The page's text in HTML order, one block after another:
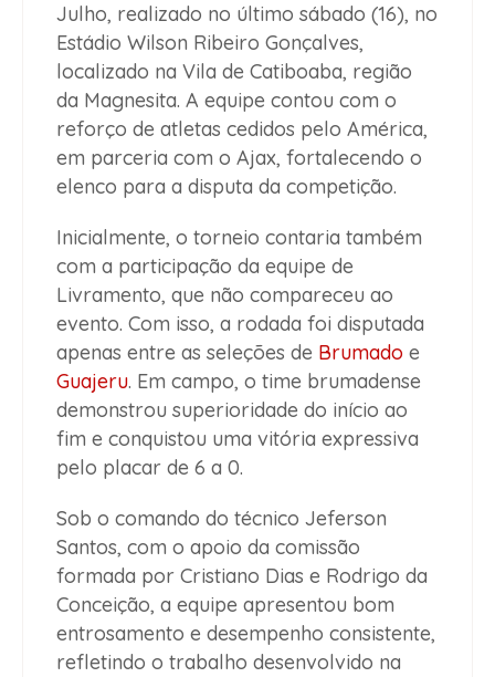
Julho, realizado no último sábado (16), no
Estádio Wilson Ribeiro Gonçalves,
localizado na Vila de Catiboaba, região
da Magnesita. A equipe contou com o
reforço de atletas cedidos pelo América,
em parceria com o Ajax, fortalecendo o
elenco para a disputa da competição.
Inicialmente, o torneio contaria também
com a participação da equipe de
Livramento, que não compareceu ao
evento. Com isso, a rodada foi disputada
apenas entre as seleções de Brumado e
Guajeru. Em campo, o time brumadense
demonstrou superioridade do início ao
fim e conquistou uma vitória expressiva
pelo placar de 6 a 0.
Sob o comando do técnico Jeferson
Santos, com o apoio da comissão
formada por Cristiano Dias e Rodrigo da
Conceição, a equipe apresentou bom
entrosamento e desempenho consistente,
refletindo o trabalho desenvolvido na